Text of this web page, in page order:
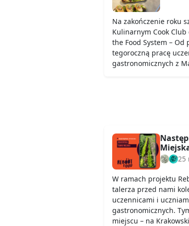
Na zakończenie roku
Kulinarnym Cook
the Food System –
tegoroczną pracę
gastronomicznych z
25
W ramach projektu
talerza przed nami
uczennicami i
gastronomicznych.
miejscu – na